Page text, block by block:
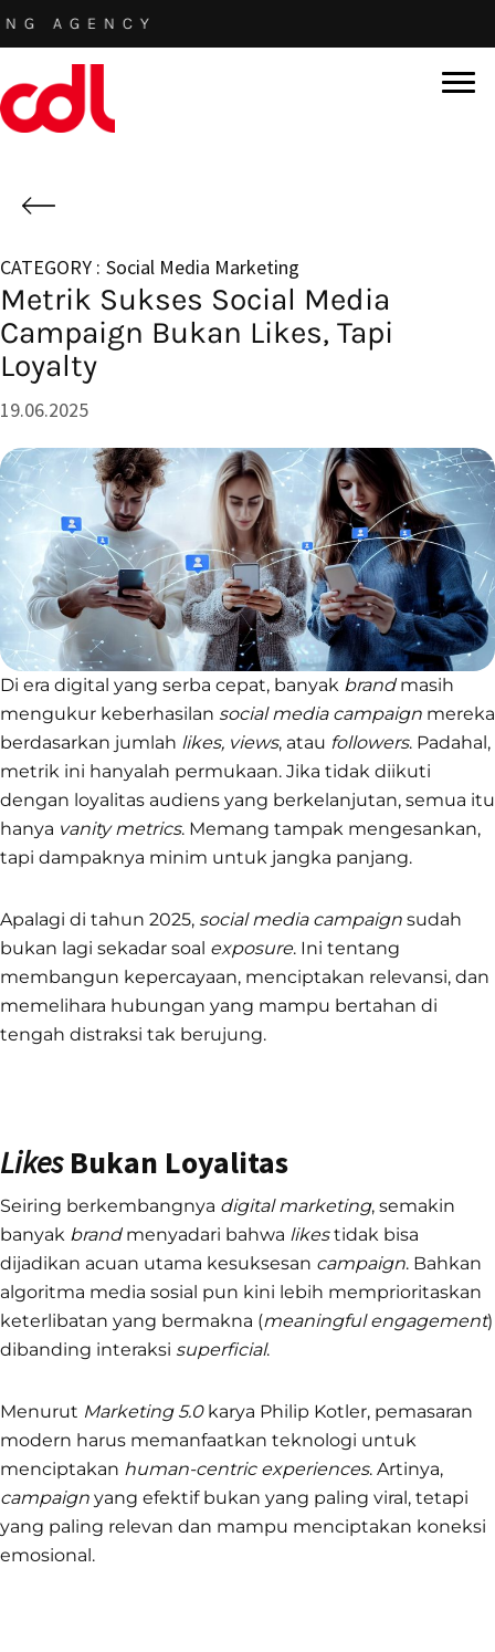
Skip
to
main
content
Social Media Marketing
Metrik Sukses Social Media
Campaign Bukan Likes, Tapi
Loyalty
19.06.2025
Di era digital yang serba cepat, banyak brandmasih
mengukur keberhasilan social media campaign mereka
berdasarkan jumlah likes, views, atau followers. Padahal,
metrik ini hanyalah permukaan. Jika tidak diikuti
dengan loyalitas audiens yang berkelanjutan, semua itu
hanya vanity metrics. Memang tampak mengesankan,
tapi dampaknya minim untuk jangka panjang.
Apalagi di tahun 2025, social media campaign sudah
bukan lagi sekadar soal exposure. Ini tentang
membangun kepercayaan, menciptakan relevansi, dan
memelihara hubungan yang mampu bertahan di
tengah distraksi tak berujung.
LikesBukan Loyalitas
Seiring berkembangnya digital marketing, semakin
banyak brandmenyadari bahwa likestidak bisa
dijadikan acuan utama kesuksesan campaign. Bahkan
algoritma media sosial pun kini lebih memprioritaskan
keterlibatan yang bermakna (meaningful engagement)
dibanding interaksi superficial.
Menurut Marketing 5.0karya Philip Kotler, pemasaran
modern harus memanfaatkan teknologi untuk
menciptakan human-centric experiences. Artinya,
campaign yang efektif bukan yang paling viral, tetapi
yang paling relevan dan mampu menciptakan koneksi
emosional.